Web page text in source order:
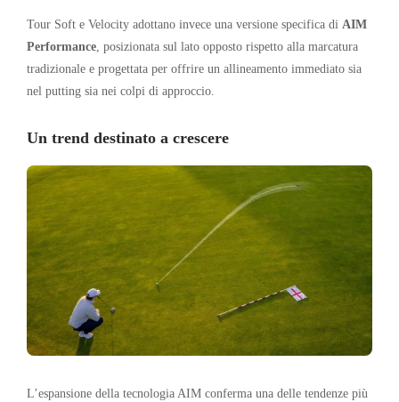
Tour Soft e Velocity adottano invece una versione specifica di AIM
Performance , posizionata sul lato opposto rispetto alla marcatura
tradizionale e progettata per offrire un allineamento immediato sia
nel putting sia nei colpi di approccio.
Un trend destinato a crescere
L’espansione della tecnologia AIM conferma una delle tendenze più